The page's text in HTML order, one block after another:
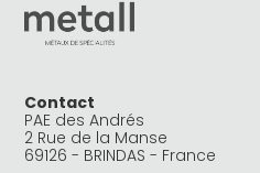
Contact
PAE des Andrés
2 Rue de la Manse
69126 - BRINDAS - France